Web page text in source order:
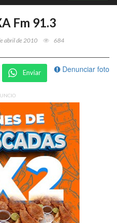
Fm 91.3
abril de 2010 684
Denunciar foto
Enviar